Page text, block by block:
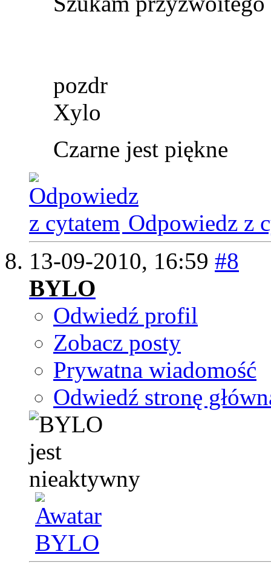
pozdr
Xylo
Czarne jest piękne
Odpowiedz z
13-09-2010, 16:59 #8
BYLO
Odwiedź profil
Zobacz posty
Prywatna wiadomość
Odwiedź stronę